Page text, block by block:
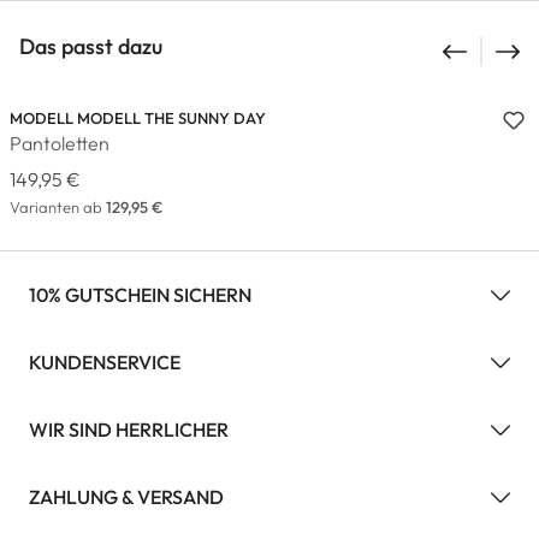
Das passt dazu
MODELL MODELL THE SUNNY DAY
Pantoletten
149,95 €
Varianten ab 129,95 €
10% GUTSCHEIN SICHERN
KUNDENSERVICE
WIR SIND HERRLICHER
ZAHLUNG & VERSAND